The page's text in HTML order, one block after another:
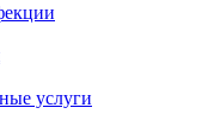
услуги